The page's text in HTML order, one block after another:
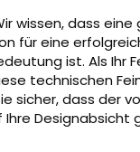
wissen, dass eine
für eine
ist. Als Ihr
technischen
sicher, dass der
Designabsicht